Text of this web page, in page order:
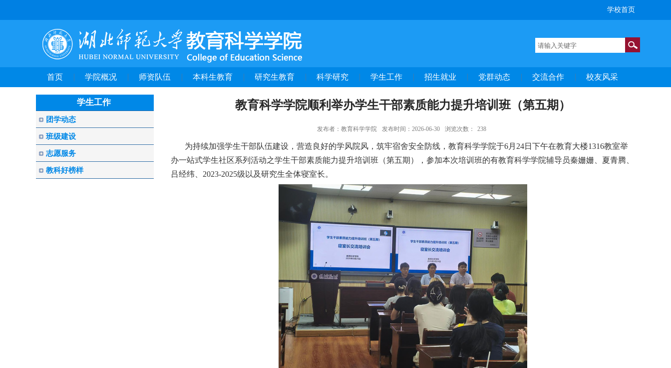
学校首页
首页 学院概况 师资队伍 本科生教育 研究生教育 科学研究 学生工作 招生就业 党群动态 交流合作 校友风采
学生工作
团学动态
班级建设
志愿服务
教科好榜样
教育科学学院顺利举办学生干部素质能力提升培训班（第五期）
发布者：教育科学学院 发布时间：2026-06-30 浏览次数： 238
为持续加强学生干部队伍建设 ， 营造良好的学风院风， 筑牢宿舍安全防线， 教育科学学院于6月24日 下午在教育大楼1316教室举
办一站式学生社区系列活动之学生干部素质能力提升培训班（第五期），参加本次培训班的有教育科学学院辅导员秦姗姗、夏青腾、
吕经纬
2023-2025级 以及研究生全体寝室长。